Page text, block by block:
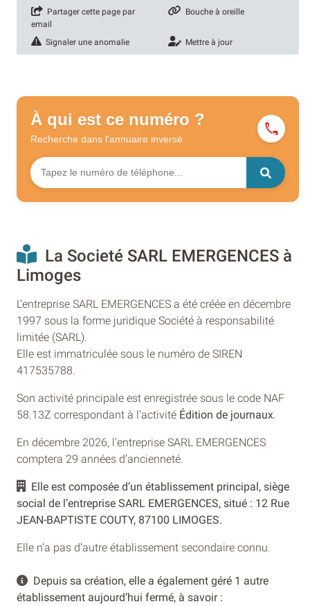
Partager cette page par
email
Bouche à oreille
Signaler une anomalie Mettre à jour
À qui est ce numéro ?
Recherche dans l'annuaire inversé
La Societé SARL EMERGENCES à
Limoges
L’entreprise SARL EMERGENCES a été créée en décembre
1997 sous la forme juridique Société à responsabilité
limitée (SARL).
Elle est immatriculée sous le numéro de SIREN
417535788.
Son activité principale est enregistrée sous le code NAF
58.13Z correspondant à l’activité Édition de journaux
En décembre 2026, l'entreprise SARL EMERGENCES
comptera 29 années d’ancienneté.
Elle est composée d’un établissement principal, siège
social de l’entreprise SARL EMERGENCES, situé : 12 Rue
JEAN-BAPTISTE COUTY, 87100 LIMOGES.
Elle n’a pas d’autre établissement secondaire connu.
Depuis sa création, elle a également géré 1 autre
établissement aujourd’hui fermé, à savoir :